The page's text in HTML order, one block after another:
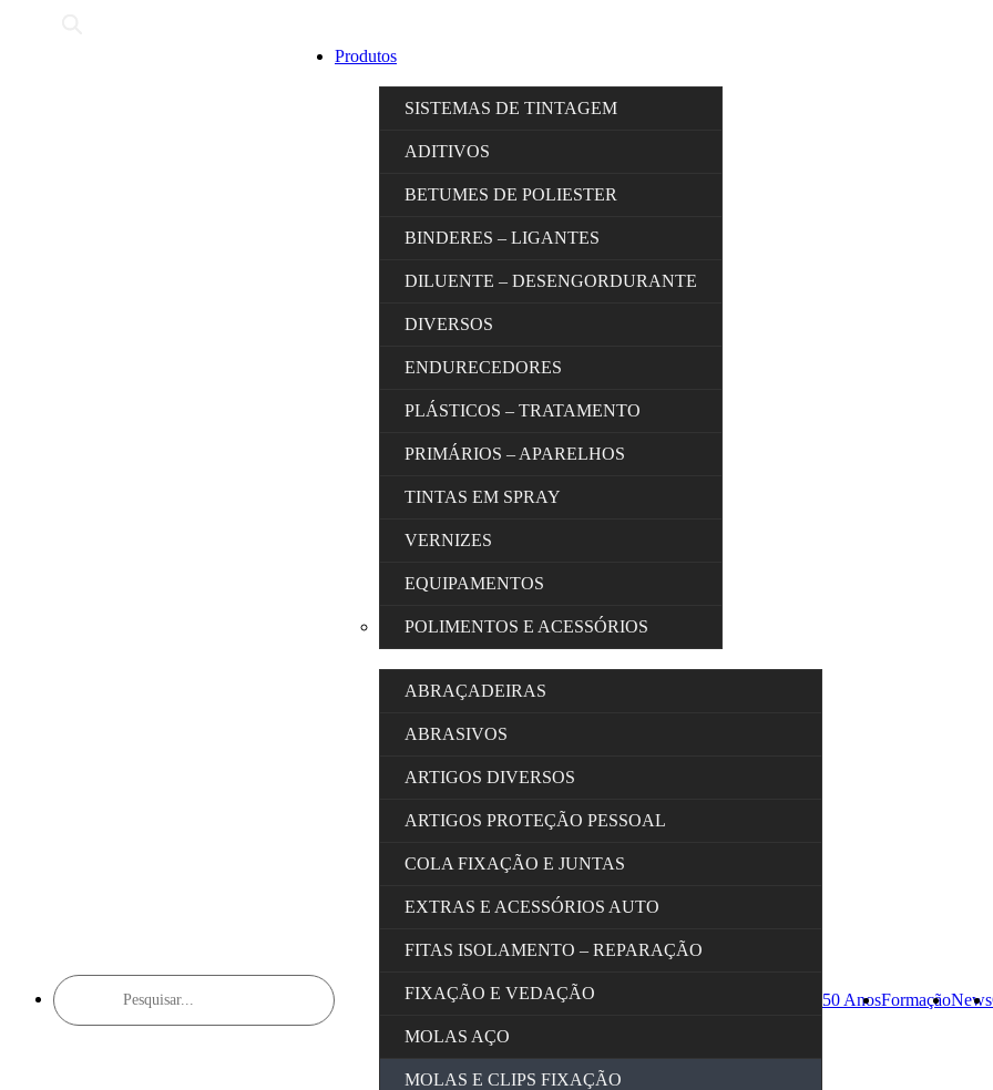
Products
search
Produtos
SISTEMAS DE TINTAGEM
ADITIVOS
BETUMES DE POLIESTER
BINDERES – LIGANTES
DILUENTE – DESENGORDURANTE
DIVERSOS
ENDURECEDORES
PLÁSTICOS – TRATAMENTO
PRIMÁRIOS – APARELHOS
TINTAS EM SPRAY
VERNIZES
EQUIPAMENTOS
POLIMENTOS E ACESSÓRIOS
ABRAÇADEIRAS
ABRASIVOS
ARTIGOS DIVERSOS
ARTIGOS PROTEÇÃO PESSOAL
COLA FIXAÇÃO E JUNTAS
EXTRAS E ACESSÓRIOS AUTO
FITAS ISOLAMENTO – REPARAÇÃO
FIXAÇÃO E VEDAÇÃO
MOLAS AÇO
MOLAS E CLIPS FIXAÇÃO
50 AnosFormaçãoNews